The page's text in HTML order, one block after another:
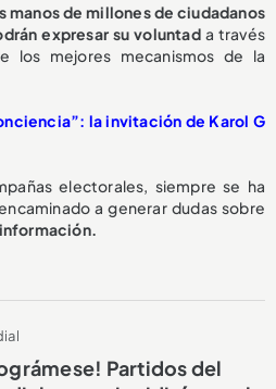
manos de millones de ciudadanos
expresar su voluntada través
los mejores mecanismos de la
la invitación de Karol G
electorales, siempre se ha
a generar dudas sobre
Partidos del